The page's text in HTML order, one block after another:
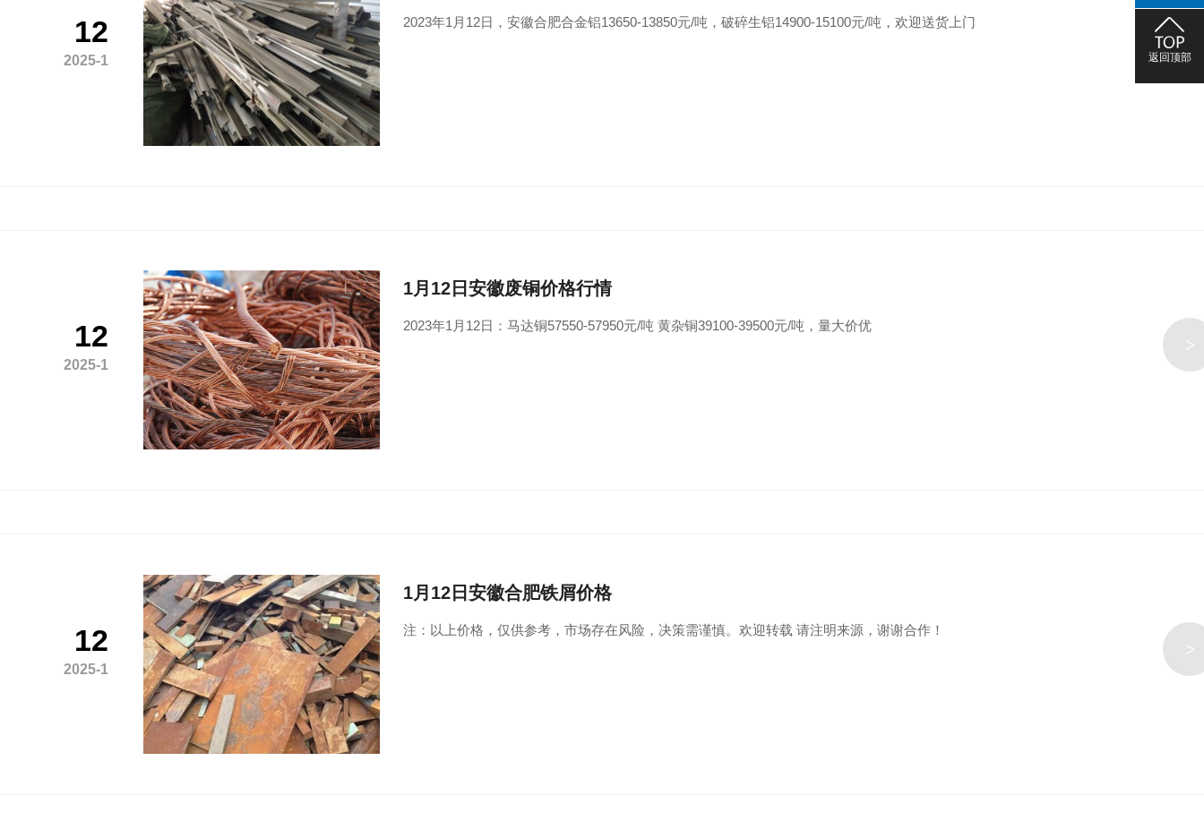
12
2025-1
2023年1月12日，安徽合肥合金铝13650-13850元/吨，破碎生铝14900-15100元/吨，欢迎送货上门
12
2025-1
1月12日安徽废铜价格行情
2023年1月12日：马达铜57550-57950元/吨 黄杂铜39100-39500元/吨，量大价优
>
12
2025-1
1月12日安徽合肥铁屑价格
注：以上价格，仅供参考，市场存在风险，决策需谨慎。欢迎转载 请注明来源，谢谢合作！
>
返回顶部